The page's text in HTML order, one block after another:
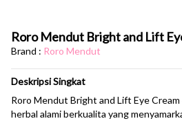
Roro Mendut Bright and Lift
Brand : Roro Mendut
Deskripsi Singkat
Roro Mendut Bright and Lift Eye
herbal alami berkualita yang